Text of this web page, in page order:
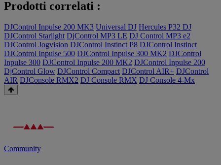
Prodotti correlati :
DJControl Inpulse 200 MK3 Universal DJ Hercules P32 DJ
DJControl Starlight DjControl MP3 LE DJ Control MP3 e2
DJControl Jogvision DJControl Instinct P8 DJControl Instinct
DJControl Inpulse 500 DJControl Inpulse 300 MK2 DJControl
Inpulse 300 DJControl Inpulse 200 MK2 DJControl Inpulse 200
DjControl Glow DJControl Compact DJControl AIR+ DJControl
AIR DJConsole RMX2 DJ Console RMX DJ Console 4-Mx
Community